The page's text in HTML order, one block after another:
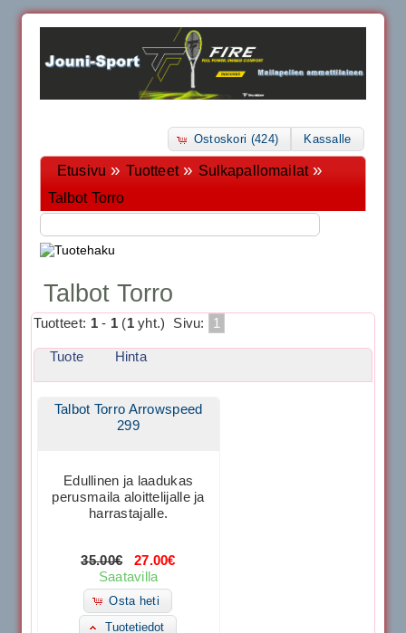
Ostoskori (424) Kassalle
Etusivu » Tuotteet» Sulkapallomailat»
Talbot Torro
Talbot Torro
Tuotteet: 1- 1 (1yht.) Sivu: 1
Tuote Hinta
Talbot Torro Arrowspeed
299
Edullinen ja laadukas
perusmaila aloittelijalle ja
harrastajalle.
35.00€
27.00€
Saatavilla
Osta heti
Tuotetiedot